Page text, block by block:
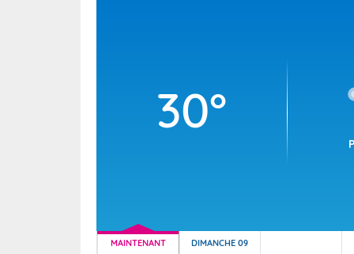
30°
MAINTENANT DIMANCHE 09